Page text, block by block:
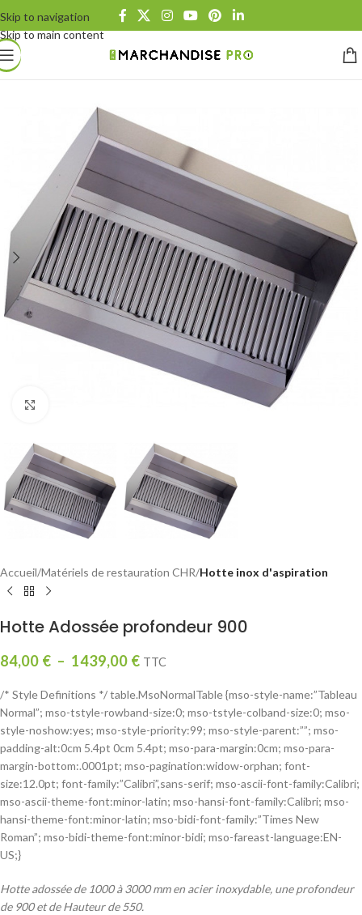
Skip to navigation
Skip to main content
Accueil Matériels de restauration CHR Hotte inox d'aspiration
Hotte Adossée profondeur 900
84,00 € – 1439,00 € TTC
/* Style Definitions */ table.MsoNormalTable {mso-style-name:”Tableau
Normal”; mso-tstyle-rowband-size:0; mso-tstyle-colband-size:0; mso-
style-noshow:yes; mso-style-priority:99; mso-style-parent:””; mso-
padding-alt:0cm 5.4pt 0cm 5.4pt; mso-para-margin:0cm; mso-para-
margin-bottom:.0001pt; mso-pagination:widow-orphan; font-
size:12.0pt; font-family:”Calibri”,sans-serif; mso-ascii-font-family:Calibri;
mso-ascii-theme-font:minor-latin; mso-hansi-font-family:Calibri; mso-
hansi-theme-font:minor-latin; mso-bidi-font-family:”Times New
Roman”; mso-bidi-theme-font:minor-bidi; mso-fareast-language:EN-
US;}
Hotte adossée de 1000 à 3000 mm en acier inoxydable, une profondeur
de 900 et de Hauteur de 550.